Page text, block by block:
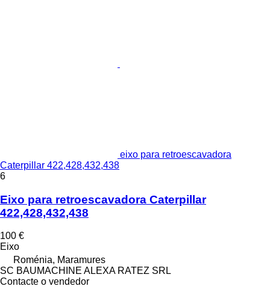
eixo para retroescavadora
Caterpillar 422,428,432,438
6
Eixo para retroescavadora Caterpillar
422,428,432,438
100 €
Eixo
Roménia, Maramures
SC BAUMACHINE ALEXA RATEZ SRL
Contacte o vendedor